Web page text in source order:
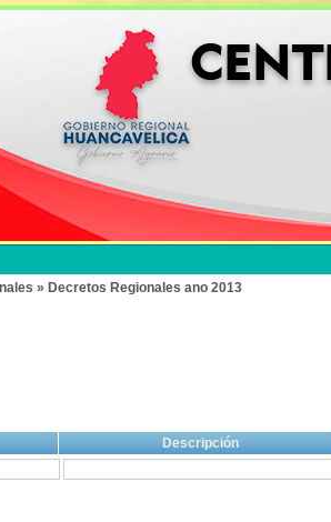
» Decretos Regionales ano 2013
Descripción